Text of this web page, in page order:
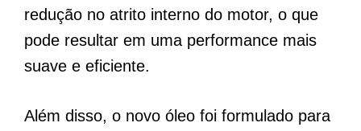
redução no atrito interno do motor, o que
pode resultar em uma performance mais
suave e eficiente.
Além disso, o novo óleo foi formulado para